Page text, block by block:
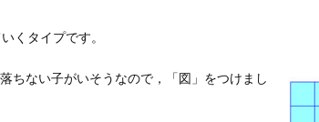
くタイプです。
ちない子がいそうなので，「図」をつけまし